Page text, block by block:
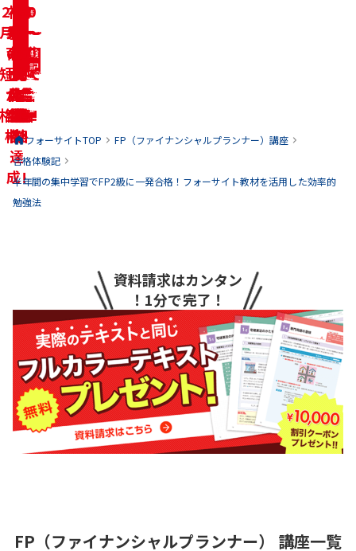
を
見
る
2ヶ
で
の
期
合
！
を
見
る
初
学
者
一
発
合
格!
を
見
る
リ
ベ
ン
ジ
合
格
を
達
成!
記
を
見
る
働
き
な
が
ら
合
格!
合
験
記
を
見
る
家
事・
育児
しな
がら
合格
合
験
記
を
見
る
学
生
の
方
の
合
格
合
験
記
を
見
る
転
職・
求職
中
に合
格!
合
験
記
を
見
る
10
代〜
20
代で
合
格!
合
験
記
を
見
る
30
代〜
40
代で
合
格!
合
験
記
を
見
る
50
代〜
60
代で
合
格!
フォーサイトTOP FP（ファイナンシャルプランナー）講座
合格体験記
半年間の集中学習でFP2級に一発合格！フォーサイト教材を活用した効率的
勉強法
資料請求はカンタン
！1分で完了！
FP（ファイナンシャルプランナー） 講座一覧